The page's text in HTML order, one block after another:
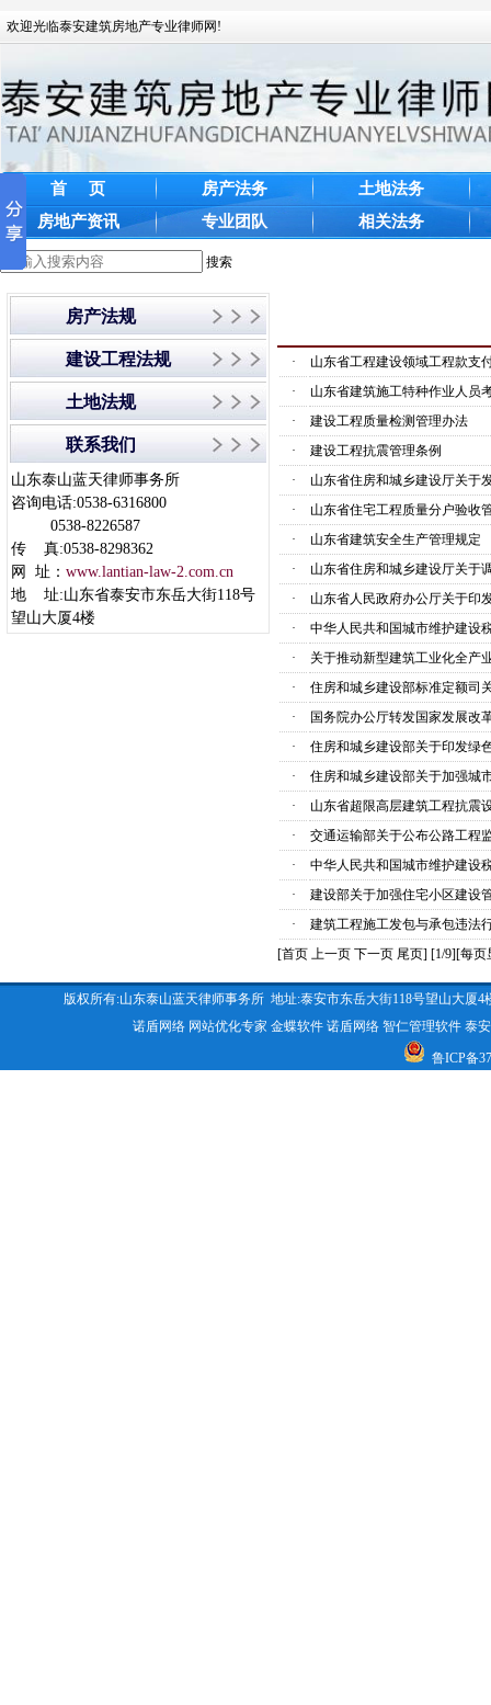
欢迎光临泰安建筑房地产专业律师网!
首 页 房产法务
土地法务
房地产资讯
专业团队 相关法务
搜索
房产法规
建设工程法规
土地法规
联系我们
山东泰山蓝天律师事务所
咨询电话:0538-6316800
0538-8226587
传 真:0538-8298362
网 址： www.lantian-law-2.com.cn
地 址:山东省泰安市东岳大街118号
望山大厦4楼
·
山东省工程建设领域工程款支
·
山东省建筑施工特种作业人员
·
建设工程质量检测管理办法
·
建设工程抗震管理条例
·
山东省住房和城乡建设厅关于
·
山东省住宅工程质量分户验收
·
山东省建筑安全生产管理规定
·
山东省住房和城乡建设厅关于
·
山东省人民政府办公厅关于印
·
中华人民共和国城市维护建设
·
关于推动新型建筑工业化全产
·
住房和城乡建设部标准定额司
·
国务院办公厅转发国家发展改
·
住房和城乡建设部关于印发绿
·
住房和城乡建设部关于加强城
·
山东省超限高层建筑工程抗震
·
交通运输部关于公布公路工程
·
中华人民共和国城市维护建设
·
建设部关于加强住宅小区建设
·
建筑工程施工发包与承包违法
[首页 上一页 下一页 尾页] [1/9][每页
版权所有:山东泰山蓝天律师事务所 地址:泰安市东岳大街118号望山大厦4
诺盾网络 网站优化专家 金蝶软件 诺盾网络 智仁管理软件 泰
鲁ICP备